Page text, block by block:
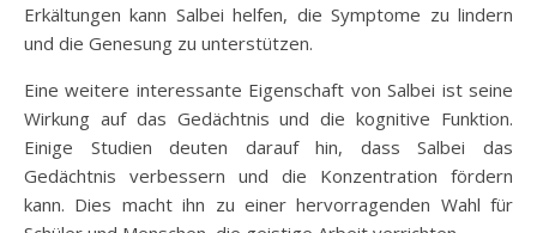
Erkältungen kann Salbei helfen, die Symptome zu lindern
und die Genesung zu unterstützen.
Eine weitere interessante Eigenschaft von Salbei ist seine
Wirkung auf das Gedächtnis und die kognitive Funktion.
Einige Studien deuten darauf hin, dass Salbei das
Gedächtnis verbessern und die Konzentration fördern
kann. Dies macht ihn zu einer hervorragenden Wahl für